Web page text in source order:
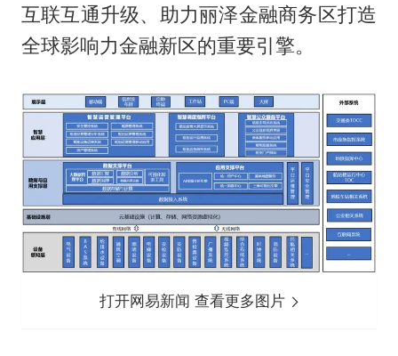
互联互通升级、助力丽泽金融商务区打造
全球影响力金融新区的重要引擎。
打开网易新闻 查看更多图片